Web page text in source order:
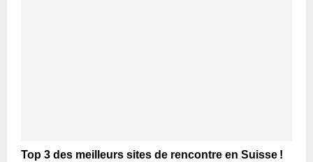
Top 3 des meilleurs sites de rencontre en Suisse !